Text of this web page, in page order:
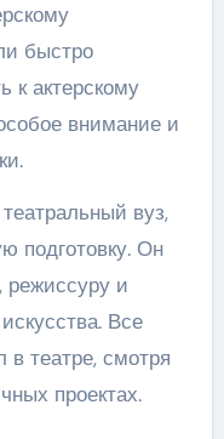
быстро
к актерскому
внимание и
вуз,
подготовку. Он
режиссуру и
Все
театре, смотря
проектах.